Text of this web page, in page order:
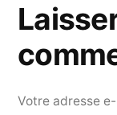
Votre adresse